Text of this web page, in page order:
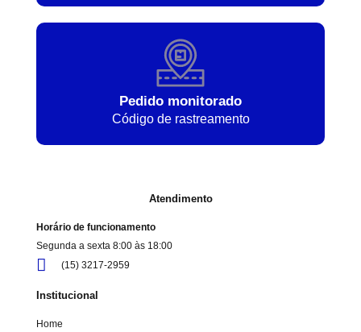
Pedido monitorado
Código de rastreamento
Atendimento
Horário de funcionamento
Segunda a sexta 8:00 às 18:00
(15) 3217-2959
Institucional
Home